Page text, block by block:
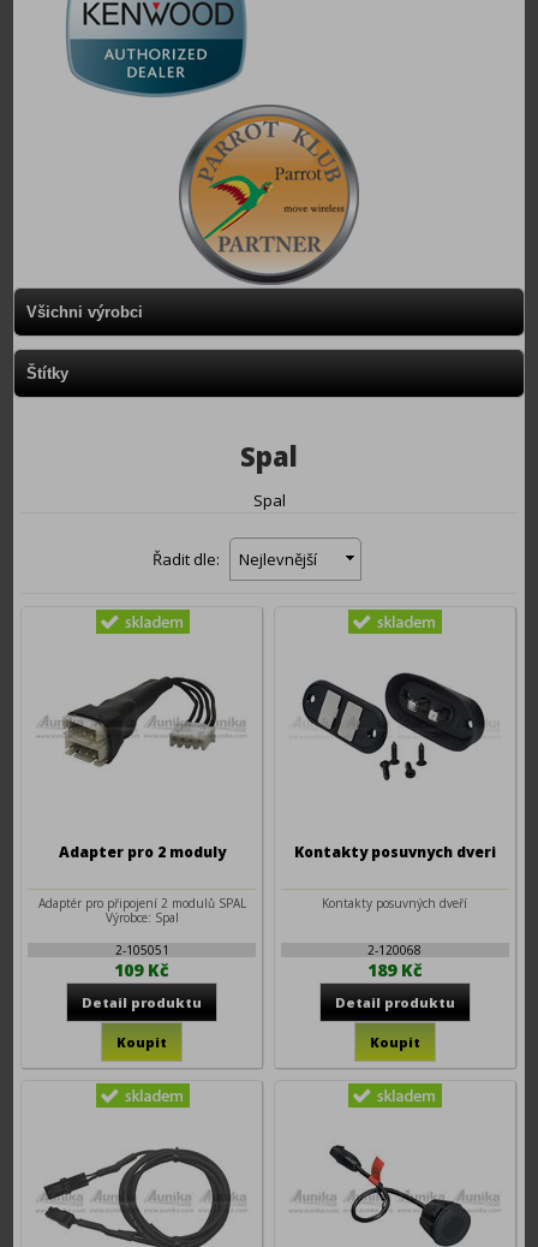
Všichni výrobci
Štítky
Spal
Spal
Řadit dle: Nejlevnější
Adapter pro 2 moduly
Adaptér pro připojení 2 modulů SPAL
Výrobce: Spal
2-105051
109 Kč
Kontakty posuvnych dveri
Kontakty posuvných dveří
2-120068
189 Kč